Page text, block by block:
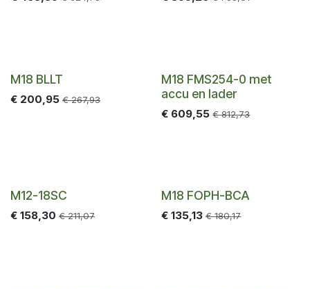
-25%
M18 BLLT
€ 200,95 €267,93
-25%
M18 FMS254-0 met
accu en lader
€ 609,55 €812,73
-25%
M12-18SC
€ 158,30 €211,07
-25%
M18 FOPH-BCA
€135,13 €180,17